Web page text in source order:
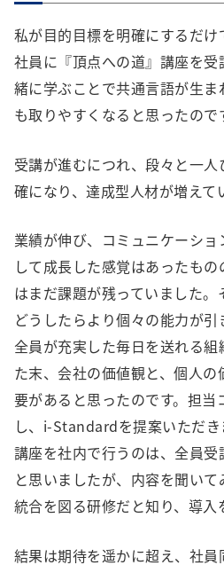
私が目的目標を明確にするだ
社員に『頂点への道』講座を
緒に学ぶことで共通言語が生
も取りやすくなると思ったので
受講が進むにつれ、段々と一
確になり、達成型人材が増えて
業績が伸び、コミュニケーシ
して成長した感覚はあったも
はまだ課題が残っていました。
どうしたらより個々の能力が引
全員が充実した毎日を送れる
た末、会社の価値観と、個人
要があると思ったのです。担当
し、i-Standardを提案いただき
講座を社内で行うのは、全員
と思いましたが、内容を聞い
統合を図る研修だと知り、導入
結果は期待を遥かに超え、社員